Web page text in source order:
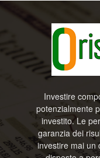
Investire
potenzialmente
investito. Le
garanzia dei
investire mai un